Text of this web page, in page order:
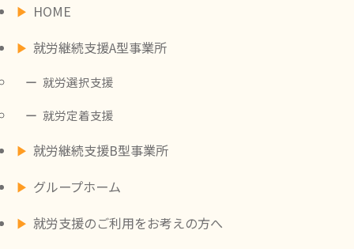
HOME
就労継続支援A型事業所
就労選択支援
就労定着支援
就労継続支援B型事業所
グループホーム
就労支援のご利用をお考えの方へ